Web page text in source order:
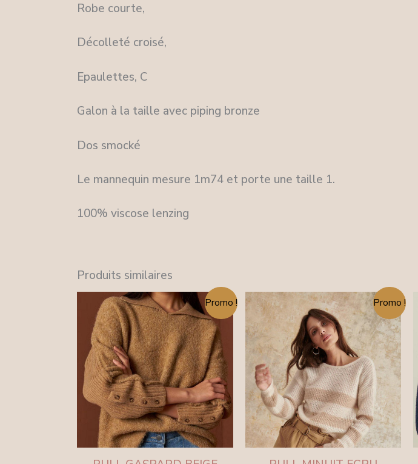
Robe courte,
Décolleté croisé,
Epaulettes, C
Galon à la taille avec piping bronze
Dos smocké
Le mannequin mesure 1m74 et porte une taille 1.
100% viscose lenzing
Produits similaires
Promo !
Le
prix
initial
était :
129,00 €.
Le
prix
actuel
est :
64,50 €.
Promo !
Le
prix
initial
était :
95,00 €.
Le
prix
actuel
est :
47,50 €.